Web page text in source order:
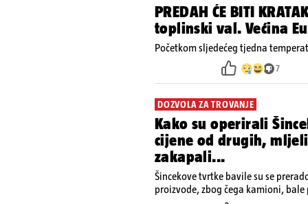
PREDAH ĆE BITI
toplinski val. Većina
Početkom sljedećeg tjedna
7
DOZVOLA ZA TROVANJE
Kako su operirali
cijene od drugih,
zakapali...
Šincekove tvrtke bavile su se
proizvode, zbog čega kamioni,